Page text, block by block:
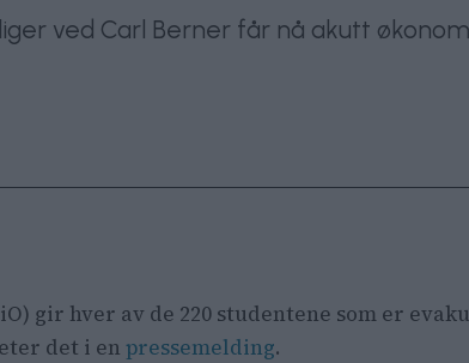
ved Carl Berner får nå akutt
gir hver av de 220 studentene som er
det i enpressemelding.